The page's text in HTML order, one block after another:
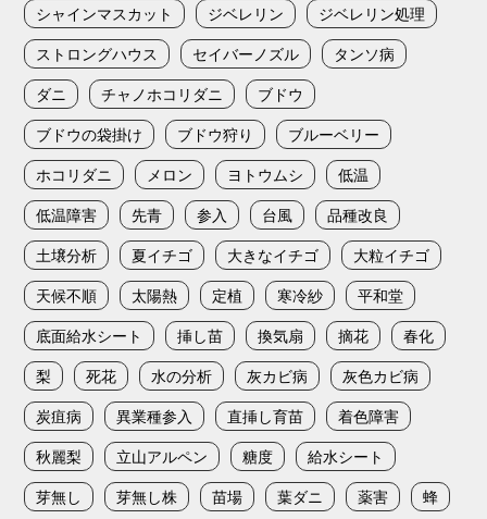
シャインマスカット
ジベレリン
ジベレリン処理
ストロングハウス
セイバーノズル
タンソ病
ダニ
チャノホコリダニ
ブドウ
ブドウの袋掛け
ブドウ狩り
ブルーベリー
ホコリダニ
メロン ヨトウムシ
低温
低温障害
先青 参入 台風
品種改良
土壌分析
夏イチゴ 大きなイチゴ
大粒イチゴ
天候不順
太陽熱 定植 寒冷紗
平和堂
底面給水シート
挿し苗 換気扇 摘花
春化
梨
死花 水の分析 灰カビ病
灰色カビ病
炭疽病
異業種参入 直挿し育苗
着色障害
秋麗梨
立山アルペン 糖度
給水シート
芽無し
芽無し株 苗場 葉ダニ 薬害
蜂